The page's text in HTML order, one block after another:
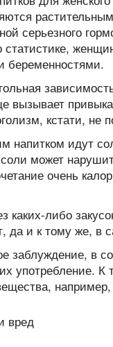
серьезного
вызывает
кстати, не
напитком идут
может
очень
каких-либо
да и к тому же, в
заблуждение, в
употребление. К